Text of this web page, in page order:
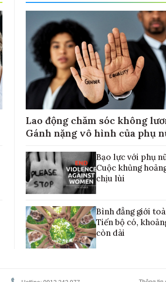
Lao động chăm sóc không
Gánh nặng vô hình của phụ
Bạo lực với phụ
Cuộc khủng
chịu lùi
Bình đẳng giới
Tiến bộ có,
còn dài